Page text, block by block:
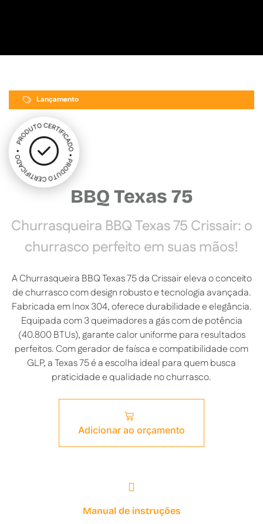
Lançamento
BBQ Texas 75
Churrasqueira BBQ Texas 75 Crissair: o
churrasco perfeito em suas mãos!
A Churrasqueira BBQ Texas 75 da Crissair eleva o conceito
de churrasco com design robusto e tecnologia avançada.
Fabricada em Inox 304, oferece durabilidade e elegância.
Equipada com 3 queimadores a gás com de potência
(40.800 BTUs), garante calor uniforme para resultados
perfeitos. Com gerador de faísca e compatibilidade com
GLP, a Texas 75 é a escolha ideal para quem busca
praticidade e qualidade no churrasco.
Adicionar ao orçamento
Manual de instruções